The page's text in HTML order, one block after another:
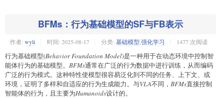
BFMs：行为基础模型的SF与FB表示
作者: wyli 时间: 2025-08-17 分类: 基础模型 强化学习 1477 次阅读
行为基础模型(Behavior Foundation Model)是一种用于在动态环境中控制智
能体行为的基础模型。 BFMs通常在广泛的行为数据中进行训练，从而编码
广泛的行为模式。这种特性使模型很容易泛化到不同的任务、上下文、或
环境，证明了多样和自适应的行为生成能力。与VLA不同， BFMs直接控制
智能体的行为，且主要为Humanoids设计的。